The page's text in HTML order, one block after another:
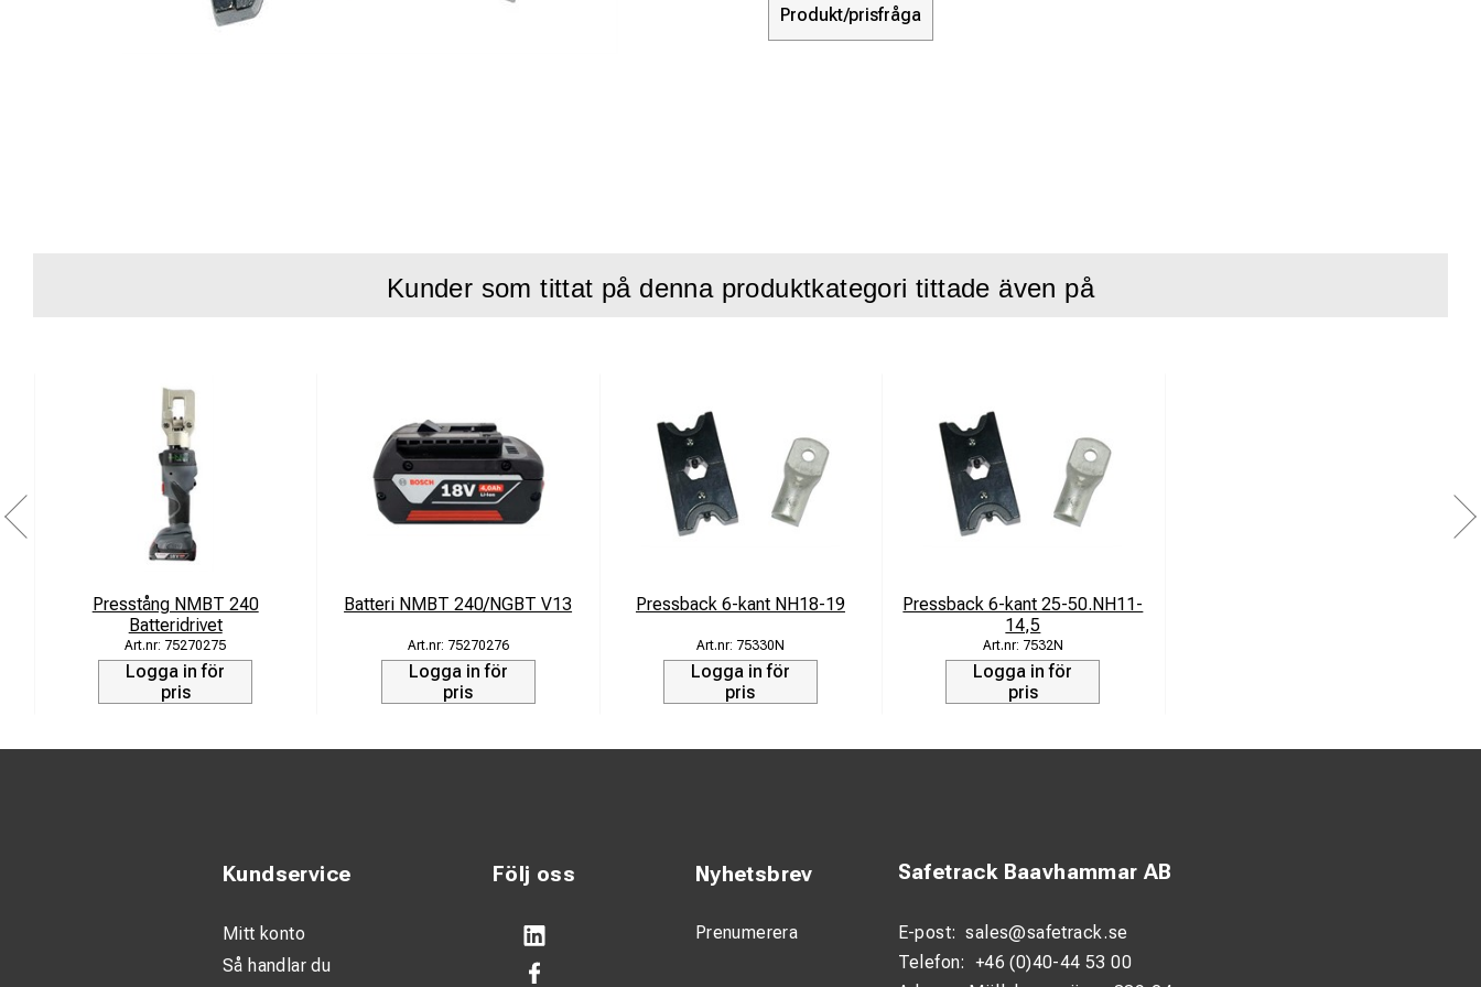
Produkt/prisfråga
Kunder som tittat på denna produktkategori tittade även på
Presstång NMBT 240
Batteridrivet
75270275
Logga in för
pris
Batteri NMBT 240/NGBT V13
75270276
Logga in för
pris
Pressback 6-kant NH18-19
75330N
Logga in för
pris
Pressback 6-kant 25-50.NH11-
14,5
7532N
Logga in för
pris
Följ oss Nyhetsbrev
Prenumerera
Safetrack Baavhammar AB
E-post: sales@safetrack.se
Telefon: +46 (0)40-44 53 00
Kundservice
Mitt konto
Så handlar du